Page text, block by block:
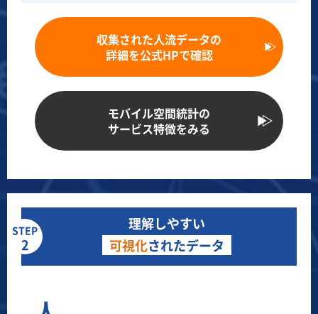
収集された人流データの
詳細を公式HPで確認
モバイル空間統計の
サービス特徴をみる
STEP
2
理解しやすい
可視化されたデータ